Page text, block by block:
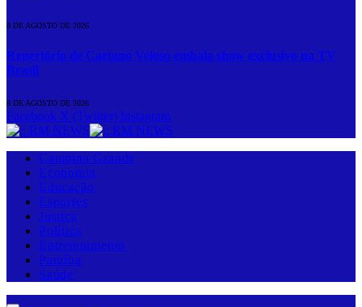
8 DE AGOSTO DE 2026
Repertório de Caetano Veloso embala show exclusivo na TV
Brasil
8 DE AGOSTO DE 2026
Facebook X (Twitter) Instagram
Campina Grande
Economia
Educação
Esportes
Justiça
Política
Entretenimento
Paraíba
Saúde